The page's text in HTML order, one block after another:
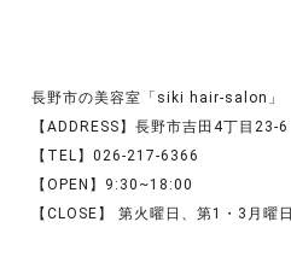
長野市の美容室「siki hair-salon」
【ADDRESS】長野市吉田4丁目23-6
【TEL】026-217-6366
【OPEN】9:30~18:00
【CLOSE】 第火曜日、第1・3月曜日